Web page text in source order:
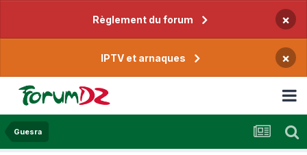
Règlement du forum ×
IPTV et arnaques ×
Guesra